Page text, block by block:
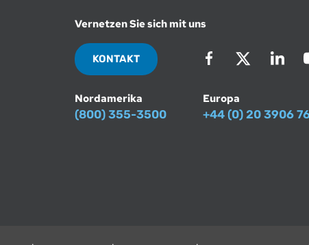
Vernetzen Sie sich mit uns
KONTAKT
Nordamerika
(800) 355-3500
Europa
+44 (0) 20 3906